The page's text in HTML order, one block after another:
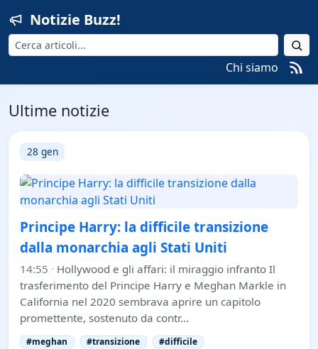
Notizie Buzz!
Cerca
Chi siamo
Ultime notizie
28 gen
Principe Harry: la difficile transizione
dalla monarchia agli Stati Uniti
14:55 · Hollywood e gli affari: il miraggio infranto Il
trasferimento del Principe Harry e Meghan Markle in
California nel 2020 sembrava aprire un capitolo
promettente, sostenuto da contr…
#meghan #transizione #difficile